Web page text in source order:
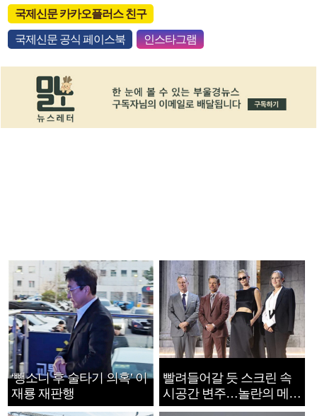
국제신문 카카오플러스 친구
국제신문 공식 페이스북 인스타그램
‘뺑소니 후 술타기 의혹’ 이
재룡 재판행
빨려들어갈 듯 스크린 속
시공간 변주…놀란의 메시
지는 ‘전쟁 속죄’